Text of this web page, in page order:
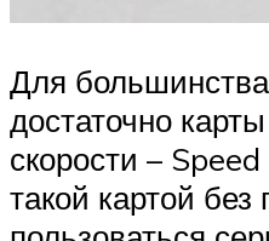
Для
достаточно
скорости –
такой картой